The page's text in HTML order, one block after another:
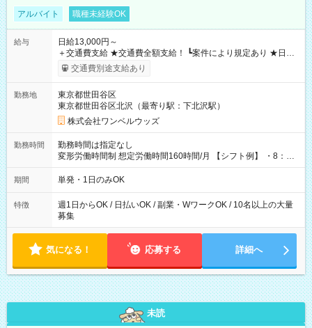
アルバイト 職種未経験OK
給与
日給13,000円～
＋交通費支給 ★交通費全額支給！ ┗案件により規定あり ★日払
いOK！（規定あり） ┗働いたその日に現金GET♪ お仕事後はコ
ンビニATMから 日払い分を引き落とせます！ 【試用期間】試
交通費別途支給あり
勤務地
東京都世田谷区
東京都世田谷区北沢（最寄り駅：下北沢駅）
株式会社ワンベルウッズ
勤務時間
勤務時間は指定なし
変形労働時間制 想定労働時間160時間/月 【シフト例】 ・8：00
～21：00
期間 単発・1日のみOK
特徴
週1日からOK / 日払いOK / 副業・WワークOK / 10名以上の大量
募集
気になる！ 応募する 詳細へ
未読